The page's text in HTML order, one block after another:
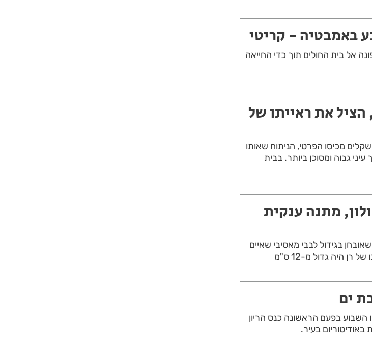
באמבטיה - קריטי
ופונה אל בית החולים תוך כדי החייאה
הציל את ראייתו של
עשרות אלפי שקלים מכיסו הפרטי, הניתוח שאותו
גבוה ומסוכן ביותר. בבית
מתנה ענקית
רופאי וולפסון הצילו את חייו של רן מאיה, בן ה-38 שאובחן בגידול לבבי מאסיבי שאיים
היה גדול מ-12 ס"מ
ים
השבוע בפעם הראשונה כנס הריון
באודיטוריום בעיר.